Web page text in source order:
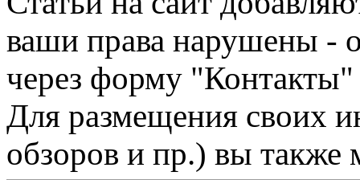
ваши права нарушены -
через форму "Контакты"
Для размещения своих
обзоров и пр.) вы также